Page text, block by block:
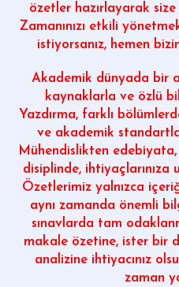
özetler hazırlayarak
Zamanınızı etkili
istiyorsanız, hemen
Akademik dünyada bir
kaynaklarla ve özlü
Yazdırma, farklı
ve akademik
Mühendislikten
disiplinde, ihtiyaçlarınıza
Özetlerimiz yalnızca
aynı zamanda önemli
sınavlarda tam
makale özetine, ister bir
analizine ihtiyacınız
zaman